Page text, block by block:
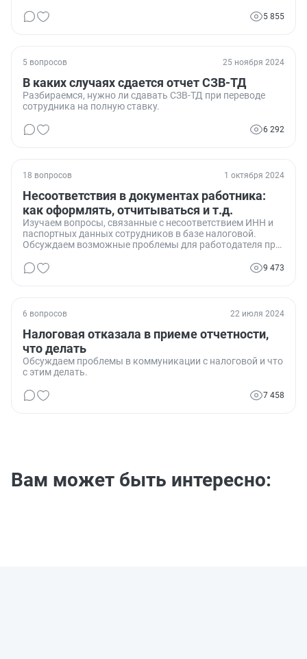
5 855
5 вопросов 25 ноября 2024
В каких случаях сдается отчет СЗВ-ТД
Разбираемся, нужно ли сдавать СЗВ-ТД при переводе
сотрудника на полную ставку.
6 292
18 вопросов 1 октября 2024
Несоответствия в документах работника:
как оформлять, отчитываться и т.д.
Изучаем вопросы, связанные с несоответствием ИНН и
паспортных данных сотрудников в базе налоговой.
Обсуждаем возможные проблемы для работодателя при
9 473
6 вопросов 22 июля 2024
Налоговая отказала в приеме отчетности,
что делать
Обсуждаем проблемы в коммуникации с налоговой и что
с этим делать.
7 458
Вам может быть интересно: